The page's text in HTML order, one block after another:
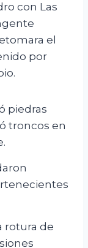
con Las
el
por
piedras
troncos en
rotura de